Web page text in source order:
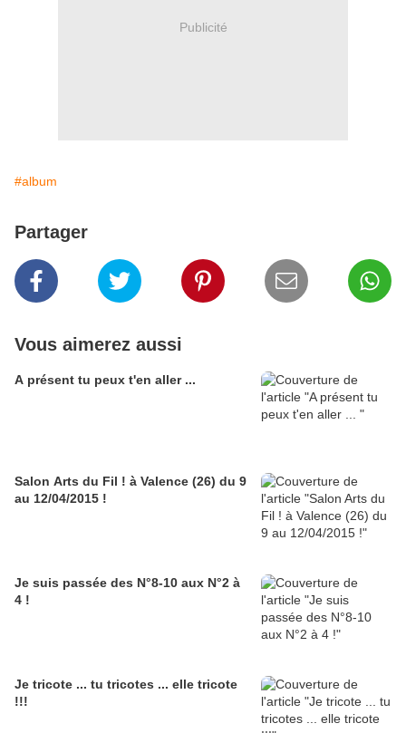
Publicité
#album
Partager
Vous aimerez aussi
A présent tu peux t'en aller ...
Salon Arts du Fil ! à Valence (26) du 9
au 12/04/2015 !
Je suis passée des N°8-10 aux N°2 à
4 !
Je tricote ... tu tricotes ... elle tricote
!!!